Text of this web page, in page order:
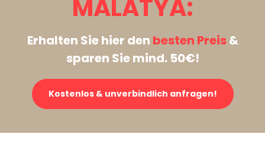
MALATYA:
Erhalten Sie hier den besten Preis&
sparen Sie mind. 50€!
Kostenlos & unverbindlich anfragen!